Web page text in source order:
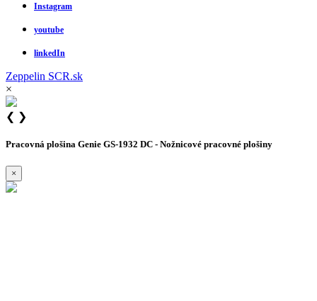
Instagram
youtube
linkedIn
Zeppelin SCR.sk
×
❮ ❯
Pracovná plošina Genie GS-1932 DC - Nožnicové pracovné plošiny
×